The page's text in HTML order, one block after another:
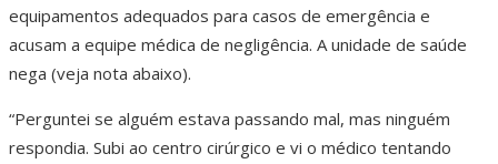
equipamentos adequados para casos de emergência e
acusam a equipe médica de negligência. A unidade de saúde
nega (veja nota abaixo).
“Perguntei se alguém estava passando mal, mas ninguém
respondia. Subi ao centro cirúrgico e vi o médico tentando